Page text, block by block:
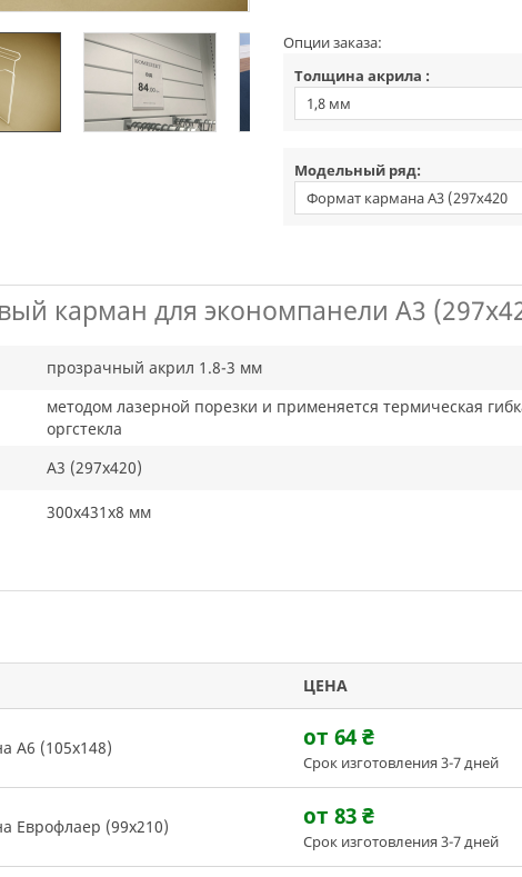
Опции заказа:
Толщина акрила :
1,8 мм
Модельный ряд:
Формат кармана А3 (297х420
карман для экономпанели А3
прозрачный акрил 1.8-3 мм
методом лазерной порезки и применяется термическая
оргстекла
А3 (297х420)
300х431х8 мм
ЦЕНА
А6 (105х148) от 64₴
Срок изготовления 3-7 дней
Еврофлаер (99х210) от 83₴
Срок изготовления 3-7 дней